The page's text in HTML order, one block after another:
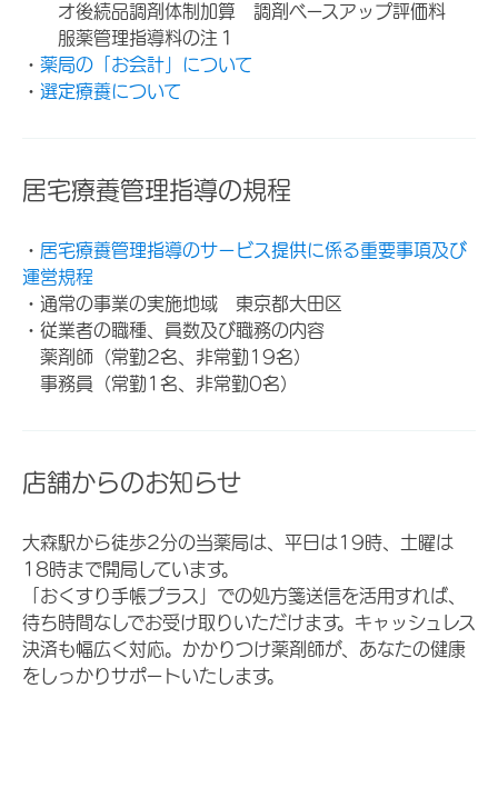
オ後続品調剤体制加算 調剤ベースアップ評価料
服薬管理指導料の注１
・ 薬局の「お会計」について
・ 選定療養について
居宅療養管理指導の規程
・ 居宅療養管理指導のサービス提供に係る重要事項及び
運営規程
・通常の事業の実施地域 東京都大田区
・従業者の職種、員数及び職務の内容
薬剤師（常勤2名、非常勤19名）
事務員（常勤1名、非常勤0名）
店舗からのお知らせ
大森駅から徒歩2分の当薬局は、平日は19時、土曜は
18時まで開局しています。
「おくすり手帳プラス」での処方箋送信を活用すれば、
待ち時間なしでお受け取りいただけます。キャッシュレス
決済も幅広く対応。かかりつけ薬剤師が、あなたの健康
をしっかりサポートいたします。